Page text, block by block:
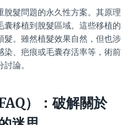
脫髮問題的永久性方案。其原理
囊移植到脫髮區域。這些移植的
髮。雖然植髮效果自然，但也涉
染、疤痕或毛囊存活率等，術前
論。
）：破解關於